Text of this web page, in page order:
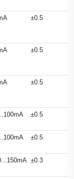
±0.5
±0.5
±0.5
±0.5
±0.5
±0.3